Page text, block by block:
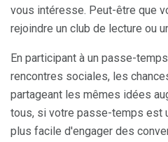
vous intéresse. Peut-être que
rejoindre un club de lecture ou
En participant à un passe-
rencontres sociales, les
partageant les mêmes idées
tous, si votre passe-temps est
plus facile d'engager des